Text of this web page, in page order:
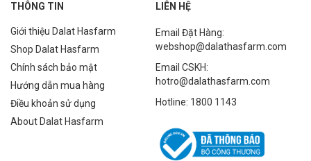
THÔNG TIN
Giới thiệu Dalat Hasfarm
Shop Dalat Hasfarm
Chính sách bảo mật
Hướng dẫn mua hàng
Điều khoản sử dụng
About Dalat Hasfarm
LIÊN HỆ
Email Đặt Hàng:
webshop@dalathasfarm.com
Email CSKH:
hotro@dalathasfarm.com
Hotline: 1800 1143